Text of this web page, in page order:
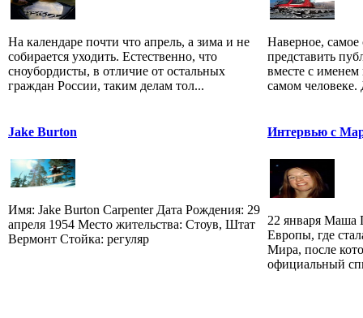
На календаре почти что апрель, а зима и не
собирается уходить. Естественно, что
сноубордисты, в отличие от остальных
граждан России, таким делам тол...
Наверное,
представить
вместе с именем
самом человеке.
Jake Burton
Имя: Jake Burton Carpenter Дата Рождения: 29
апреля 1954 Место жительства: Стоув, Штат
Вермонт Стойка: регуляр
Интервью с
22 января Маша
Европы, где
Мира, после
официальный